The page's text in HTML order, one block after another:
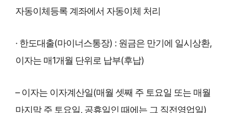
자동이체등록 계좌에서 자동이체 처리
· 한도대출(마이너스통장) : 원금은 만기에 일시상환,
이자는 매1개월 단위로 납부(후납)
– 이자는 이자계산일(매월 셋째 주 토요일 또는 매월
마지막 주 토요일, 공휴일인 때에는 그 직전영업일)